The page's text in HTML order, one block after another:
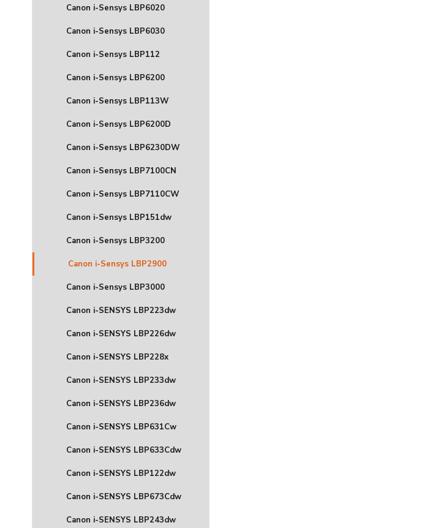
Canon i-Sensys LBP6020
Canon i-Sensys LBP6030
Canon i-Sensys LBP112
Canon i-Sensys LBP6200
Canon i-Sensys LBP113W
Canon i-Sensys LBP6200D
Canon i-Sensys LBP6230DW
Canon i-Sensys LBP7100CN
Canon i-Sensys LBP7110CW
Canon i-Sensys LBP151dw
Canon i-Sensys LBP3200
Canon i-Sensys LBP2900
Canon i-Sensys LBP3000
Canon i-SENSYS LBP223dw
Canon i-SENSYS LBP226dw
Canon i-SENSYS LBP228x
Canon i-SENSYS LBP233dw
Canon i-SENSYS LBP236dw
Canon i-SENSYS LBP631Cw
Canon i-SENSYS LBP633Cdw
Canon i-SENSYS LBP122dw
Canon i-SENSYS LBP673Cdw
Canon i-SENSYS LBP243dw